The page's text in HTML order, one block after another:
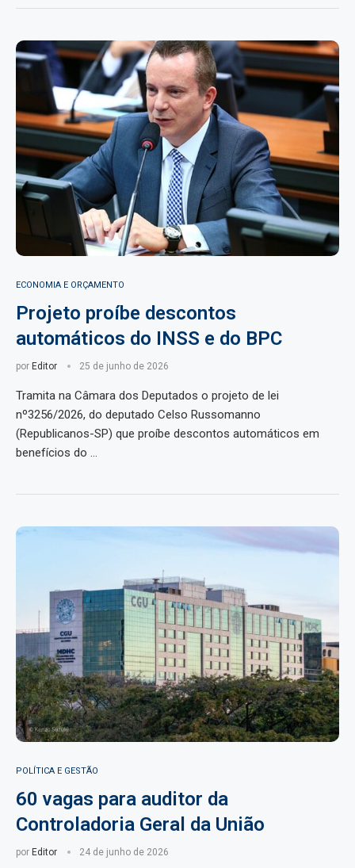
ECONOMIA E ORÇAMENTO
Projeto proíbe descontos
automáticos do INSS e do BPC
por Editor 25 de junho de 2026
Tramita na Câmara dos Deputados o projeto de lei
nº3256/2026, do deputado Celso Russomanno
(Republicanos-SP) que proíbe descontos automáticos em
benefícios do …
POLÍTICA E GESTÃO
60 vagas para auditor da
Controladoria Geral da União
por Editor 24 de junho de 2026